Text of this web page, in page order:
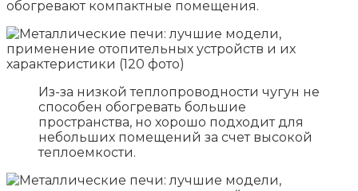
обогревают компактные помещения.
Из-за низкой теплопроводности чугун не
способен обогревать большие
пространства, но хорошо подходит для
небольших помещений за счет высокой
теплоемкости.